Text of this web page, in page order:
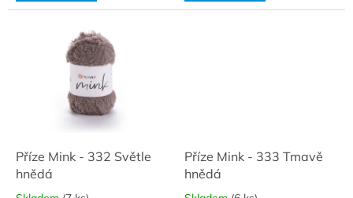
Příze Mink - 332 Světle
hnědá
Příze Mink - 333 Tmavě
hnědá